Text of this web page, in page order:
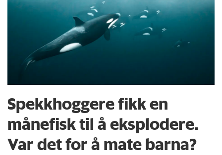
Spekkhoggere fikk en
månefisk til å eksplodere.
Var det for å mate barna?